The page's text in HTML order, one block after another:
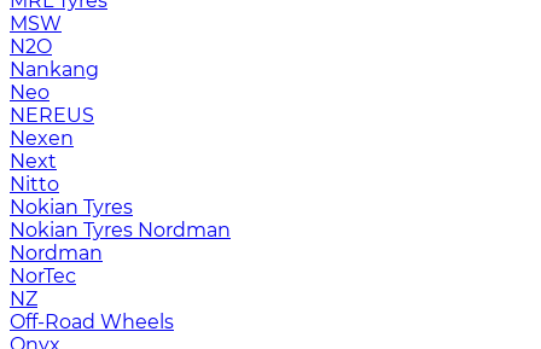
MSW
N2O
Nankang
Neo
NEREUS
Nexen
Next
Nitto
Nokian Tyres
Nokian Tyres Nordman
Nordman
NorTec
NZ
Off-Road Wheels